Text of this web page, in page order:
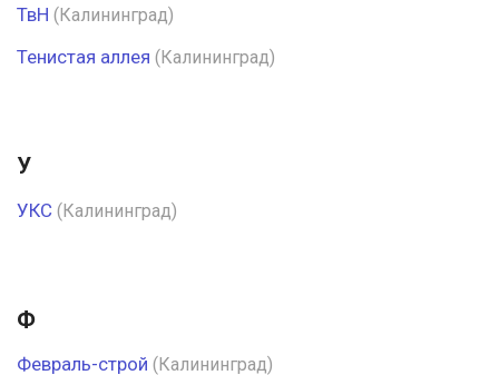
ТвН (Калининград)
Тенистая аллея (Калининград)
У
УКС (Калининград)
Ф
Февраль-строй (Калининград)